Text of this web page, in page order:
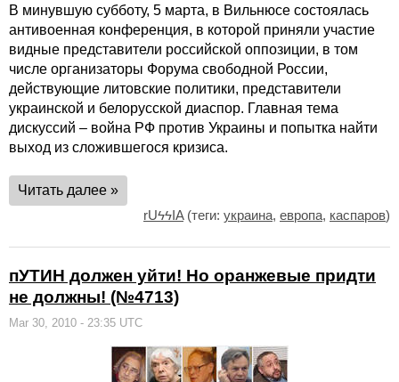
В минувшую субботу, 5 марта, в Вильнюсе состоялась
антивоенная конференция, в которой приняли участие
видные представители российской оппозиции, в том
числе организаторы Форума свободной России,
действующие литовские политики, представители
украинской и белорусской диаспор. Главная тема
дискуссий – война РФ против Украины и попытка найти
выход из сложившегося кризиса.
Читать далее »
rUϟϟIA(теги: украина, европа, каспаров)
пУТИН должен уйти! Но оранжевые придти
не должны! (№4713)
Mar 30, 2010 - 23:35 UTC